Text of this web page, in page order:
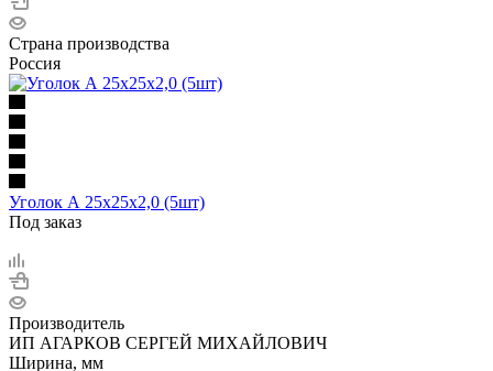
Страна производства
Россия
Уголок А 25х25х2,0 (5шт)
Под заказ
Производитель
ИП АГАРКОВ СЕРГЕЙ МИХАЙЛОВИЧ
Ширина, мм